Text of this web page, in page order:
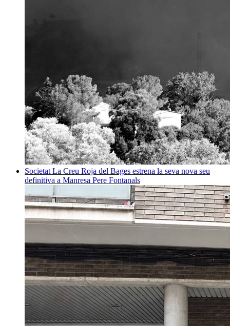
Societat La Creu Roja del Bages estrena la seva nova seu
definitiva a Manresa Pere Fontanals